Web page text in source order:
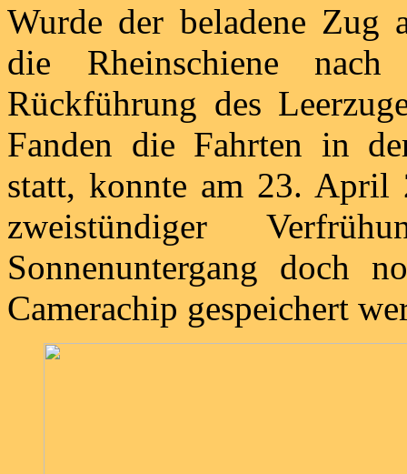
Wurde der beladene Zug
die Rheinschiene
Rückführung des
Fanden die Fahrten in
statt, konnte am 23. April
zweistündiger
Sonnenuntergang doch
Camerachip gespeichert